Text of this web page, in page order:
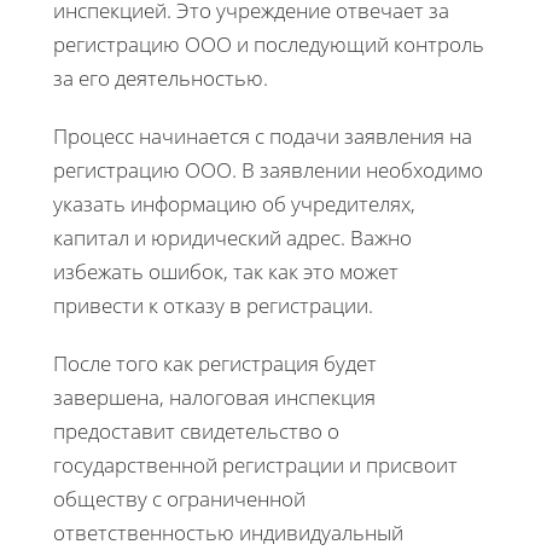
инспекцией. Это учреждение отвечает за
регистрацию ООО и последующий контроль
за его деятельностью.
Процесс начинается с подачи заявления на
регистрацию ООО. В заявлении необходимо
указать информацию об учредителях,
капитал и юридический адрес. Важно
избежать ошибок, так как это может
привести к отказу в регистрации.
После того как регистрация будет
завершена, налоговая инспекция
предоставит свидетельство о
государственной регистрации и присвоит
обществу с ограниченной
ответственностью индивидуальный